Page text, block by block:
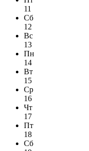
11
Сб
12
Вс
13
Пн
14
Вт
15
Ср
16
Чт
17
Пт
18
Сб